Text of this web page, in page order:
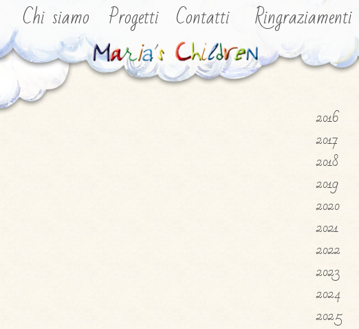
Chi siamo Progetti Contatti Ringraziamenti
2016
2017
2018
2019
2020
2021
2022
2023
2024
2025